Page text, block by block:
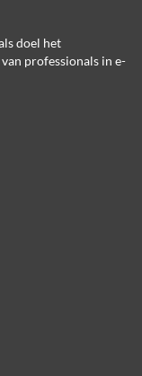
doel het
professionals in e-